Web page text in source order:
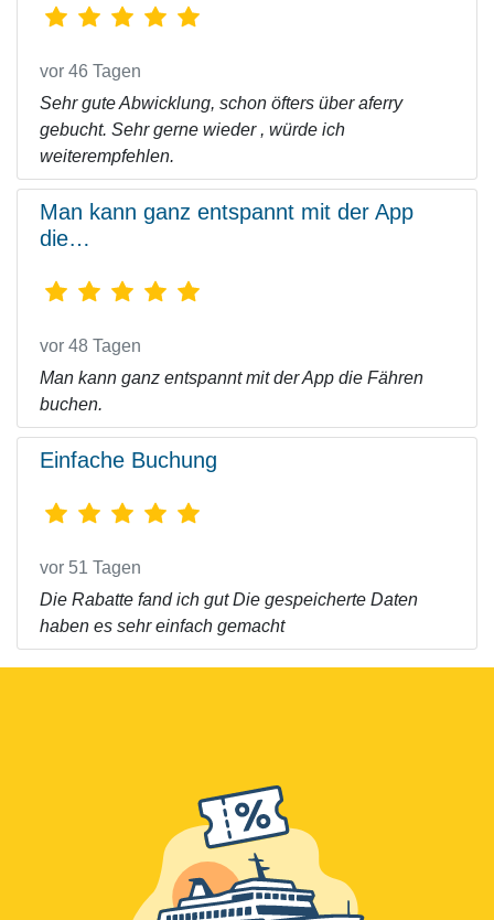
vor 46 Tagen
Sehr gute Abwicklung, schon öfters über aferry
gebucht. Sehr gerne wieder , würde ich
weiterempfehlen.
Man kann ganz entspannt mit der App
die…
vor 48 Tagen
Man kann ganz entspannt mit der App die Fähren
buchen.
Einfache Buchung
vor 51 Tagen
Die Rabatte fand ich gut Die gespeicherte Daten
haben es sehr einfach gemacht